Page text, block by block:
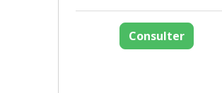
Consulter